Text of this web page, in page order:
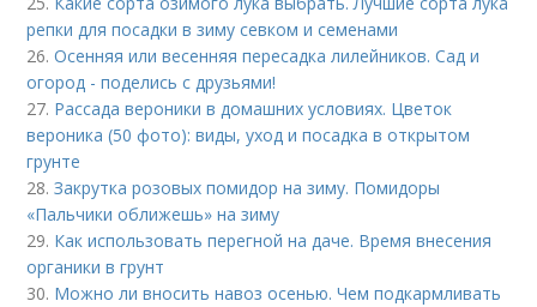
репки для посадки в зиму севком и семенами
26.Осенняя или весенняя пересадка лилейников. Сад и
огород - поделись с друзьями!
27. Рассада вероники в домашних условиях. Цветок
вероника (50 фото): виды, уход и посадка в открытом
грунте
28.Закрутка розовых помидор на зиму. Помидоры
«Пальчики оближешь» на зиму
29. Как использовать перегной на даче. Время внесения
органики в грунт
30. Можно ли вносить навоз осенью. Чем подкармливать